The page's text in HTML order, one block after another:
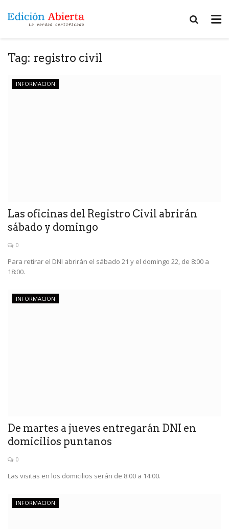
Tag: registro civil
INFORMACION
Las oficinas del Registro Civil abrirán
sábado y domingo
0
Para retirar el DNI abrirán el sábado 21 y el domingo 22, de 8:00 a
18:00.
INFORMACION
De martes a jueves entregarán DNI en
domicilios puntanos
0
Las visitas en los domicilios serán de 8:00 a 14:00.
INFORMACION